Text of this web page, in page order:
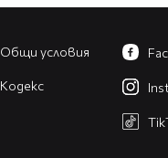
Общи условия
Кодекс